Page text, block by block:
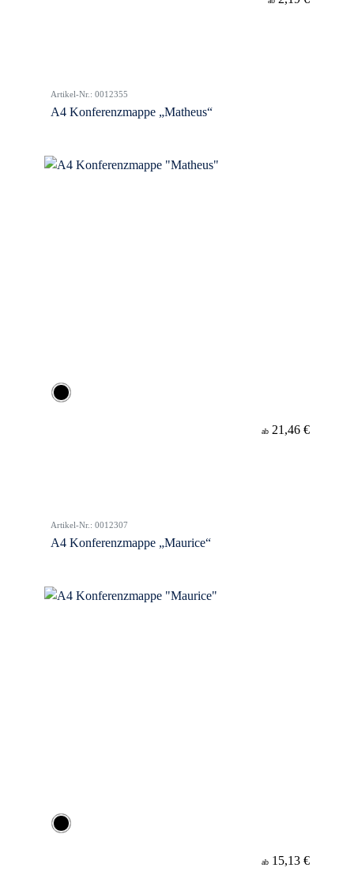
Artikel-Nr.: 0012355
A4 Konferenzmappe „Matheus“
ab 21,46 €
Artikel-Nr.: 0012307
A4 Konferenzmappe „Maurice“
ab 15,13 €